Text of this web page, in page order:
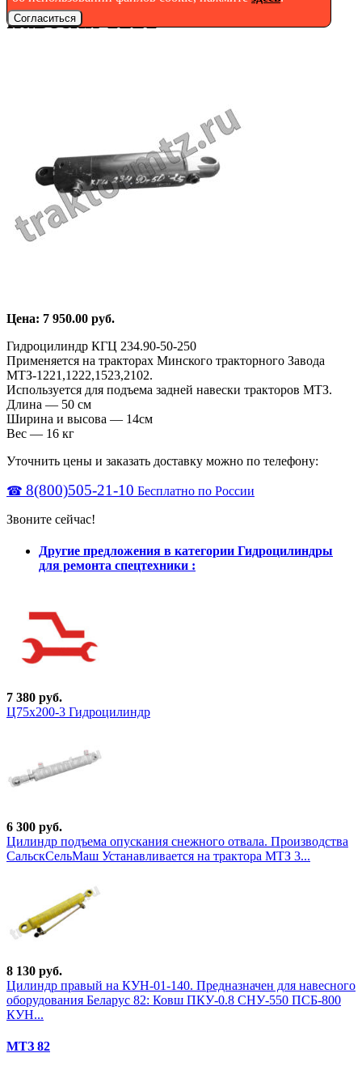
Согласиться
навески 1221
Цена: 7 950.00 руб.
Гидроцилиндр КГЦ 234.90-50-250
Применяется на тракторах Минского тракторного Завода
МТЗ-1221,1222,1523,2102.
Используется для подъема задней навески тракторов МТЗ.
Длина — 50 см
Ширина и высова — 14см
Вес — 16 кг
Уточнить цены и заказать доставку можно по телефону:
☎ 8(800)505-21-10 Бесплатно по России
Звоните сейчас!
Другие предложения в категории Гидроцилиндры
для ремонта спецтехники :
7 380 руб.
Ц75х200-3 Гидроцилиндр
6 300 руб.
Цилиндр подъема опускания снежного отвала. Производства
СальскСельМаш Устанавливается на трактора МТЗ 3...
8 130 руб.
Цилиндр правый на КУН-01-140. Предназначен для навесного
оборудования Беларус 82: Ковш ПКУ-0.8 СНУ-550 ПСБ-800
КУН...
МТЗ 82